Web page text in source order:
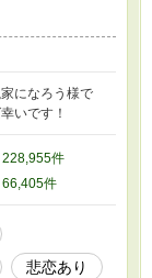
になろう様で
いです！
228,955件
66,405件
悲恋あり